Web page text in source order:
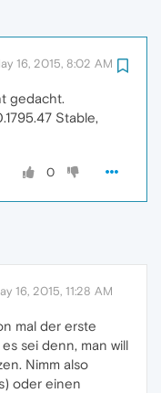
16, 2015, 8:02 AM
gedacht.
Stable,
0
16, 2015, 11:28 AM
mal der erste
sei denn, man will
Nimm also
oder einen